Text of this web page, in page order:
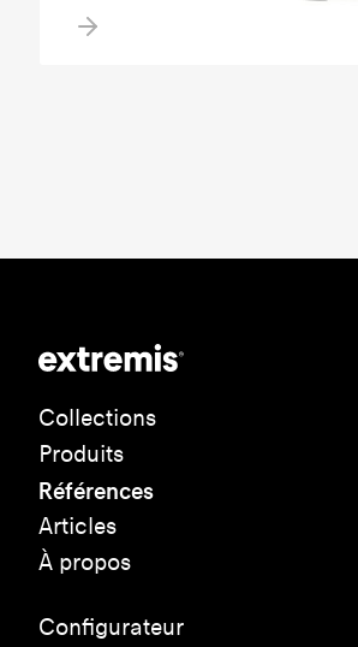
Collections
Produits
Références
Articles
À propos
Configurateur